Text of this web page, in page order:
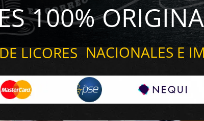
100%
LICORES NACIONALES E